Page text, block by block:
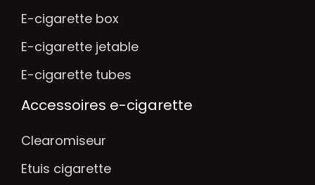
E-cigarette box
E-cigarette jetable
E-cigarette tubes
Accessoires e-cigarette
Clearomiseur
Etuis cigarette